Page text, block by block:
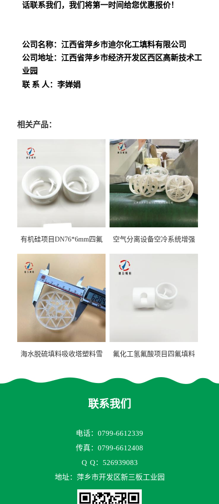
话联系我们，我们将第一时间给您优惠报价！
公司名称：江西省萍乡市迪尔化工填料有限公司
公司地址：江西省萍乡市经济开发区西区高新技术工
业园
联 系 人：李婵娟
相关产品：
有机硅项目DN76*6mm四氟
空气分离设备空冷系统增强
海水脱硫填料吸收塔塑料雪
氟化工氢氟酸项目四氟填料
蚀
联系我们
电话：0799-6612339
传真：0799-6612408
Q Q：526939083
地址：萍乡市开发区新三板工业园